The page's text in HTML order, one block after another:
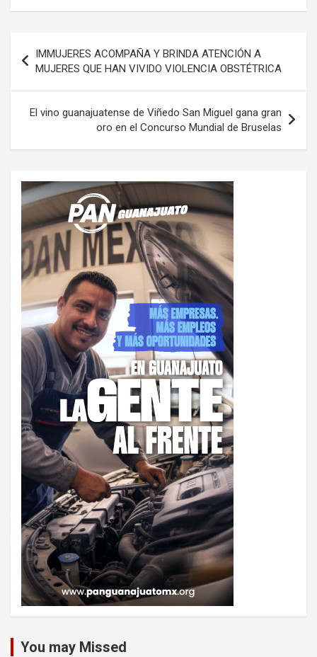
de
entradas
IMMUJERES ACOMPAÑA Y BRINDA ATENCIÓN A
MUJERES QUE HAN VIVIDO VIOLENCIA OBSTÉTRICA
El vino guanajuatense de Viñedo San Miguel gana gran
oro en el Concurso Mundial de Bruselas
You may Missed